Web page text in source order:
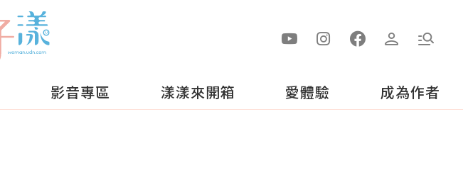
影音專區 漾漾來開箱 愛體驗 成為作者